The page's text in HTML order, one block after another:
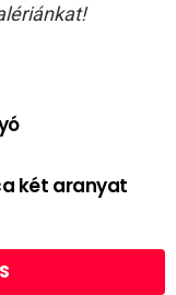
két aranyat